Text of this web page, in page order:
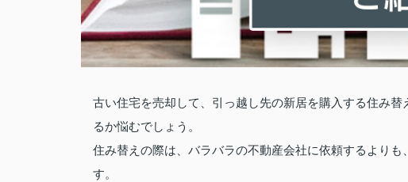
古い住宅を売却して、引っ越し先の新居を購入する住み
るか悩むでしょう。
住み替えの際は、バラバラの不動産会社に依頼するより
す。